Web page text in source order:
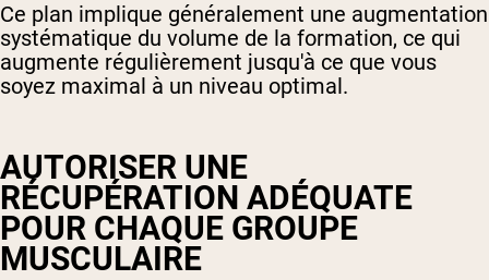
Ce plan implique généralement une augmentation
systématique du volume de la formation, ce qui
augmente régulièrement jusqu'à ce que vous
soyez maximal à un niveau optimal.
AUTORISER UNE
RÉCUPÉRATION ADÉQUATE
POUR CHAQUE GROUPE
MUSCULAIRE